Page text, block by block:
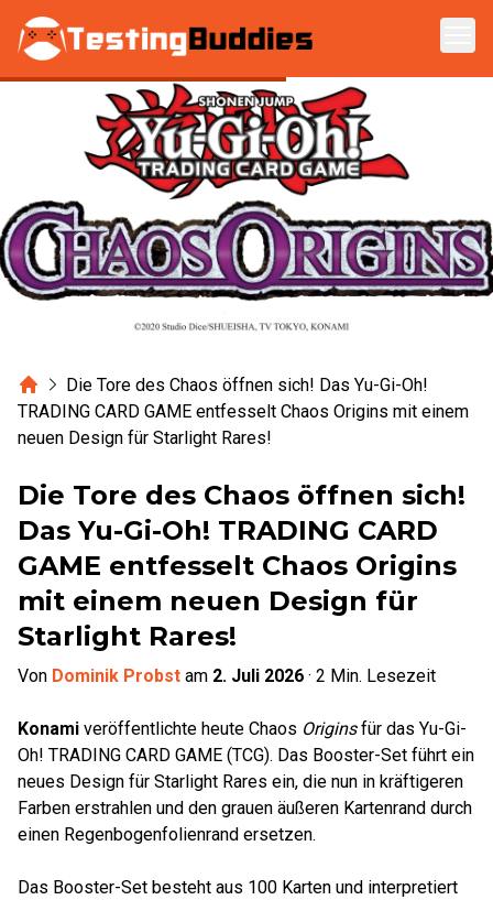
Zum Hauptinhalt springen
HomeDie Tore des Chaos öffnen sich! Das Yu-Gi-Oh!
TRADING CARD GAME entfesselt Chaos Origins mit einem
neuen Design für Starlight Rares!
Die Tore des Chaos öffnen sich!
Das Yu-Gi-Oh! TRADING CARD
GAME entfesselt Chaos Origins
mit einem neuen Design für
Starlight Rares!
Von Dominik Probst am 2. Juli 2026 · 2 Min. Lesezeit
Konami veröffentlichte heute Chaos Originsfür das Yu-Gi-
Oh! TRADING CARD GAME (TCG). Das Booster-Set führt ein
neues Design für Starlight Rares ein, die nun in kräftigeren
Farben erstrahlen und den grauen äußeren Kartenrand durch
einen Regenbogenfolienrand ersetzen.
Das Booster-Set besteht aus 100 Karten und interpretiert